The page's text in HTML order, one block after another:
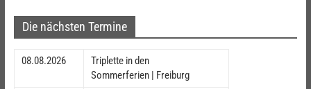
Die nächsten Termine
08.08.2026
Triplette in den
Sommerferien | Freiburg